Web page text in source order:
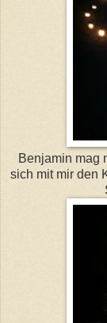
Benjamin mag
sich mit mir den